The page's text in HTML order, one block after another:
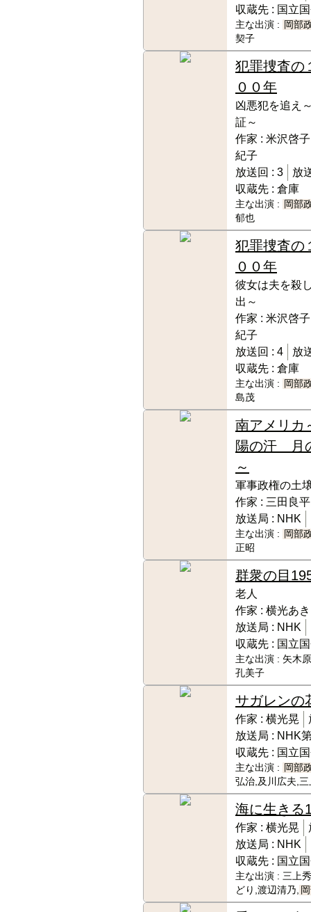
収蔵先 : 国立
主な出演 : 岡部
契子
犯罪捜査の
００年
凶悪犯を追え
証～
作家 : 米沢啓
紀子
放送回 : 3
放
収蔵先 : 倉庫
主な出演 : 岡部
郁也
犯罪捜査の
００年
彼女は夫を殺
出～
作家 : 米沢啓
紀子
放送回 : 4
放
収蔵先 : 倉庫
主な出演 : 岡部
島茂
南アメリカ
陽の汗 月
～
軍事政権の土
作家 : 三田良平
放送局 : NHK
主な出演 : 岡部
正昭
群衆の目
老人
作家 : 横光あ
放送局 : NHK
収蔵先 : 国立
主な出演 : 矢木
孔美子
サガレンの
作家 : 横光晃
放送局 : NHK
収蔵先 : 国立
主な出演 : 岡部
弘治,及川広夫,三
海に生きる
作家 : 横光晃
放送局 : NHK
収蔵先 : 国立
主な出演 : 三上
どり,渡辺清乃,